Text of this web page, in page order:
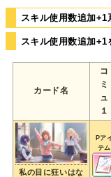
スキル使用数追加+1
スキル使用数追加+1
カード名
コ
ミ
ュ
１
私の目に狂いはな
Pア
テム